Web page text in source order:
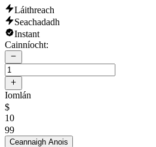
Láithreach
Seachadadh
Instant
Cainníocht:
Iomlán
$
10
99
Ceannaigh Anois